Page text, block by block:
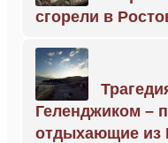
сгорели в
Геленджиком –
отдыхающие из